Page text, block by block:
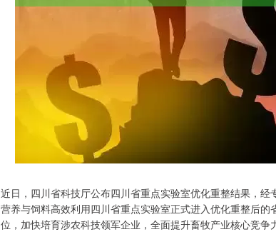
近日，四川省科技厅公布四川省重点实验室优化重整结果，
营养与饲料高效利用四川省重点实验室正式进入优化重整后
位，加快培育涉农科技领军企业，全面提升畜牧产业核心竞